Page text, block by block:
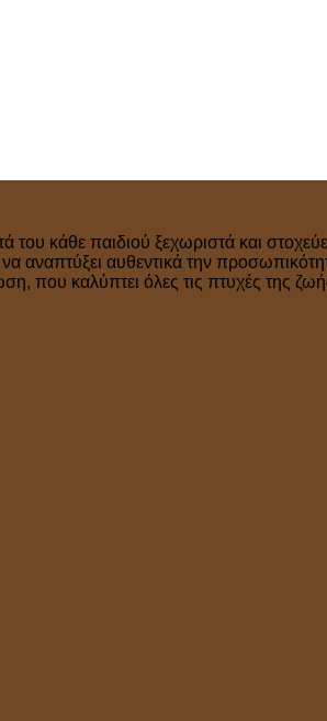
του κάθε παιδιού ξεχωριστά και
αναπτύξει αυθεντικά την
που καλύπτει όλες τις πτυχές της